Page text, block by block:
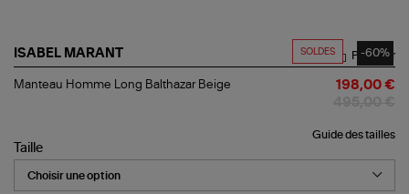
SOLDES -60%
ISABEL MARANT
Manteau
Beige
Partager
Manteau Homme Long Balthazar Beige 198,00 €
Guide des tailles
Taille